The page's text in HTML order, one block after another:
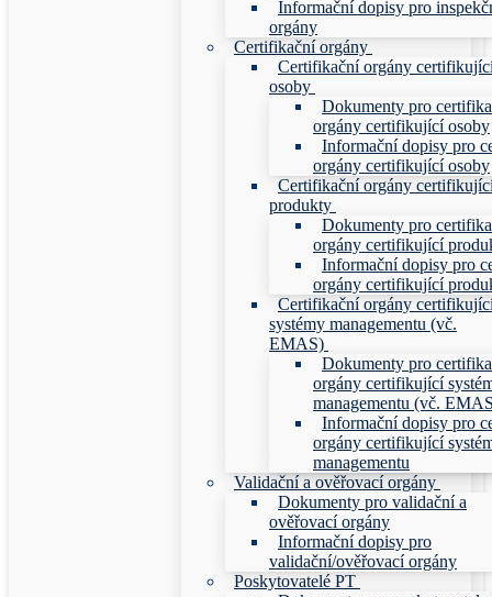
Informační dopisy pro
orgány
Certifikační orgány
Certifikační orgány
osoby
Dokumenty pro
orgány certifikující osoby
Informační dopisy pro
orgány certifikující osoby
Certifikační orgány
produkty
Dokumenty pro
orgány certifikující
Informační dopisy pro
orgány certifikující
Certifikační orgány
systémy managementu (vč.
EMAS)
Dokumenty pro
orgány certifikující
managementu (vč.
Informační dopisy pro
orgány certifikující
managementu
Validační a ověřovací orgány
Dokumenty pro validační a
ověřovací orgány
Informační dopisy pro
validační/ověřovací orgány
Poskytovatelé PT